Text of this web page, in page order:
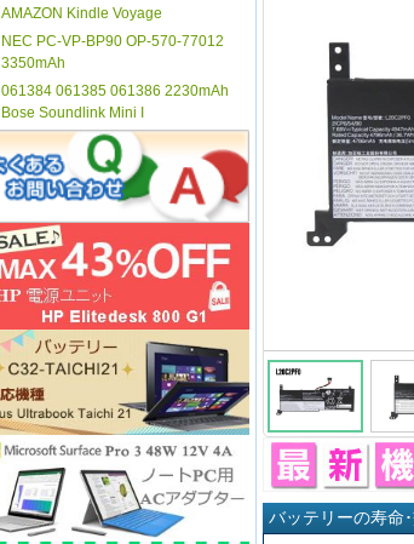
AMAZON Kindle Voyage
NEC PC-VP-BP90 OP-570-77012
3350mAh
061384 061385 061386 2230mAh
Bose Soundlink Mini I
バッテリーの寿命